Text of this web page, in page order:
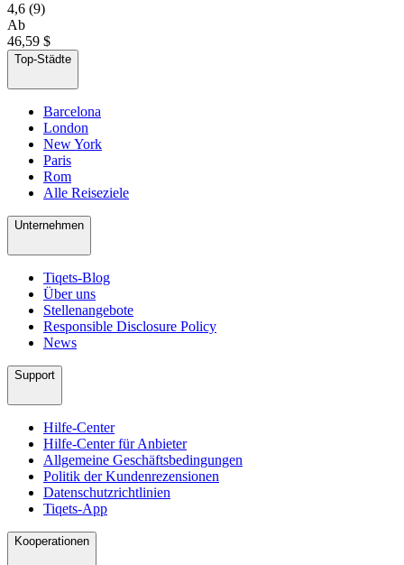
4,6 (9)
Ab
46,59 $
Top-Städte
Barcelona
London
New York
Paris
Rom
Alle Reiseziele
Unternehmen
Tiqets-Blog
Über uns
Stellenangebote
Responsible Disclosure Policy
News
Support
Hilfe-Center
Hilfe-Center für Anbieter
Allgemeine Geschäftsbedingungen
Politik der Kundenrezensionen
Datenschutzrichtlinien
Tiqets-App
Kooperationen